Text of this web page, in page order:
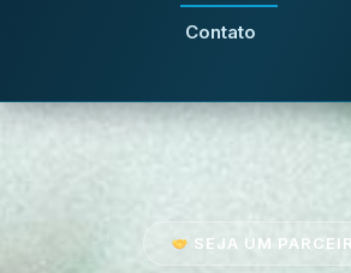
Contato
SEJA UM